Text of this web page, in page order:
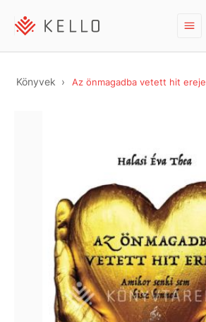
Könyvek Az önmagadba vetett hit ereje